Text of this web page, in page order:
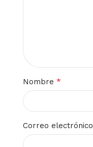
Nombre *
Correo electrónico